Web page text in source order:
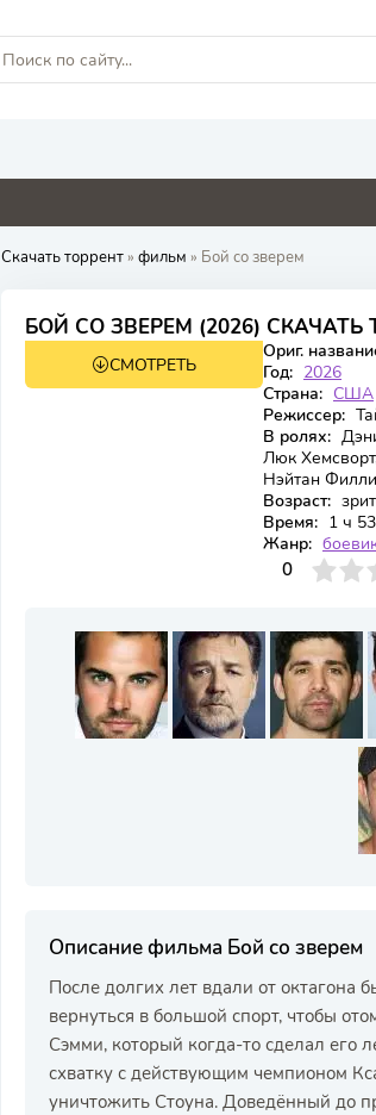
0 0 4.8
Скачать торрент» фильм » Бой со зверем
БОЙ СО ЗВЕРЕМ (2026) СКАЧАТЬ
6.25
СМОТРЕТЬ
Ориг.
Год: 2026
Страна: США
Режиссер:
В ролях:
Люк
Нэйтан
Возраст:
Время: 1 ч
Жанр:
0
4 6 7
Описание фильма Бой со зверем
После долгих лет вдали от
вернуться в большой спорт, чтобы
Сэмми, который когда-то сделал его
схватку с действующим чемпионом
уничтожить Стоуна. Доведённый до